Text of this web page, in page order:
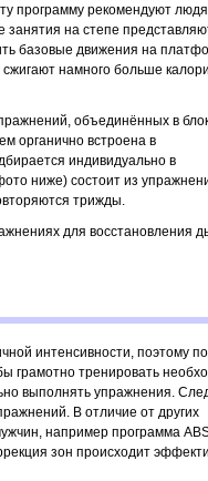
программу рекомендуют
занятия на степе
базовые движения на
сжигают намного больше
объединённых в
органично встроена в
индивидуально в
ниже) состоит из
трижды.
для восстановления
интенсивности, поэтому
грамотно тренировать
выполнять упражнения.
В отличие от других
например программа
зон происходит